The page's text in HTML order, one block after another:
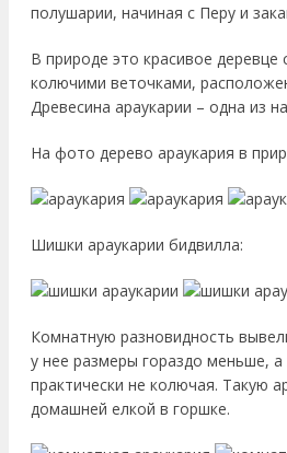
полушарии, начиная с Перу и
В природе это красивое
колючими веточками,
Древесина араукарии – одна из
На фото дерево араукария в
Шишки араукарии бидвилла:
Комнатную разновидность
у нее размеры гораздо меньше, а
практически не колючая. Такую
домашней елкой в горшке.